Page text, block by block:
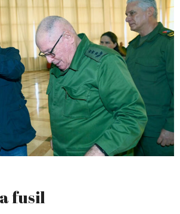
fusil